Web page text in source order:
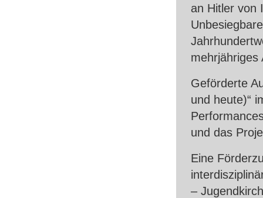
an Hitler von
mehrjähriges
Geförderte
und heute)“
und das
Eine
–